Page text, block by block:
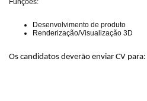
Funções:
Desenvolvimento de produto
Renderização/Visualização 3D
Os candidatos deverão enviar CV para: